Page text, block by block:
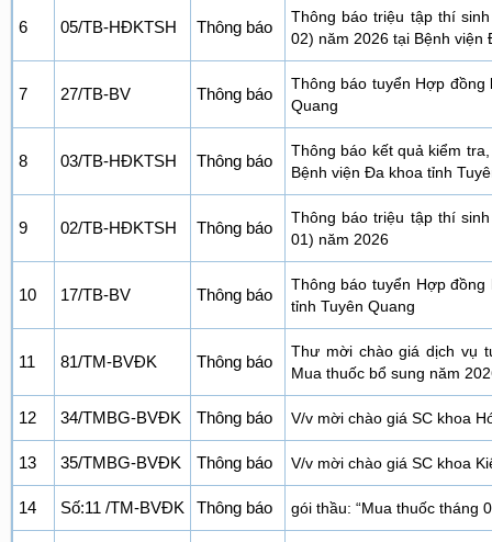
6 05/TB-HĐKTSH Thông báo
Thông báo triệu tập thí
02) năm 2026 tại Bệnh viện
7 27/TB-BV Thông báo
Thông báo tuyển Hợp
Quang
8 03/TB-HĐKTSH Thông báo
Thông báo kết quả kiểm
Bệnh viện Đa khoa tỉnh
9 02/TB-HĐKTSH Thông báo
Thông báo triệu tập thí
01) năm 2026
10 17/TB-BV Thông báo
Thông báo tuyển Hợp
tỉnh Tuyên Quang
11 81/TM-BVĐK Thông báo
Thư mời chào giá dịch vụ
Mua thuốc bổ sung năm
12 34/TMBG-BVĐK Thông báo V/v mời chào giá SC khoa
13 35/TMBG-BVĐK Thông báo V/v mời chào giá SC khoa
14 Số:11 /TM-BVĐK Thông báo gói thầu: “Mua thuốc tháng